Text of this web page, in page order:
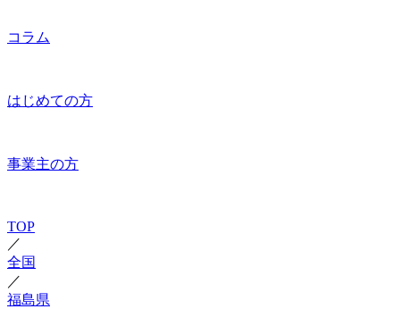
コラム
はじめての方
事業主の方
TOP
／
全国
／
福島県